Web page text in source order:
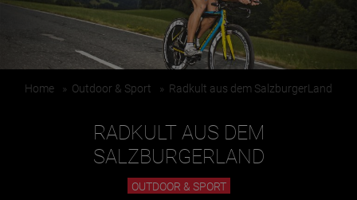
Home » Outdoor & Sport » Radkult aus dem SalzburgerLand
RADKULT AUS DEM
SALZBURGERLAND
OUTDOOR & SPORT